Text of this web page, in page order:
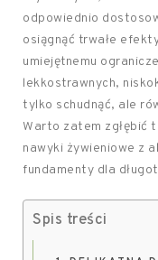
odpowiednio
osiągnąć trwałe
umiejętnemu
lekkostrawnych,
tylko schudnąć, ale
Warto zatem zgłębić
nawyki żywieniowe z
fundamenty dla
Spis treści